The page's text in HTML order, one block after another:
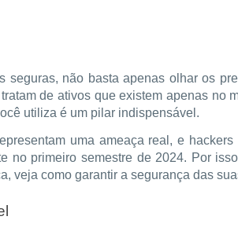
seguras, não basta apenas olhar os
de ativos que existem apenas no
utiliza é um pilar indispensável.
uma ameaça real, e
no primeiro semestre de 2024. Por
veja como garantir a segurança das